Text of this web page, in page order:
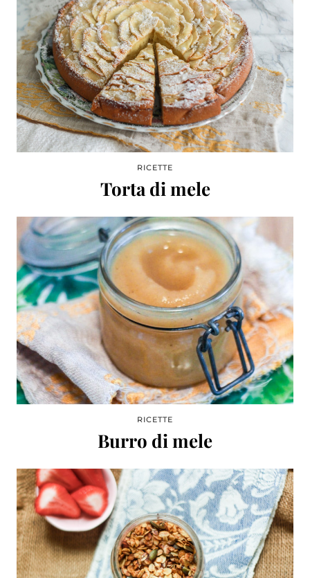
RICETTE
Torta di mele
RICETTE
Burro di mele